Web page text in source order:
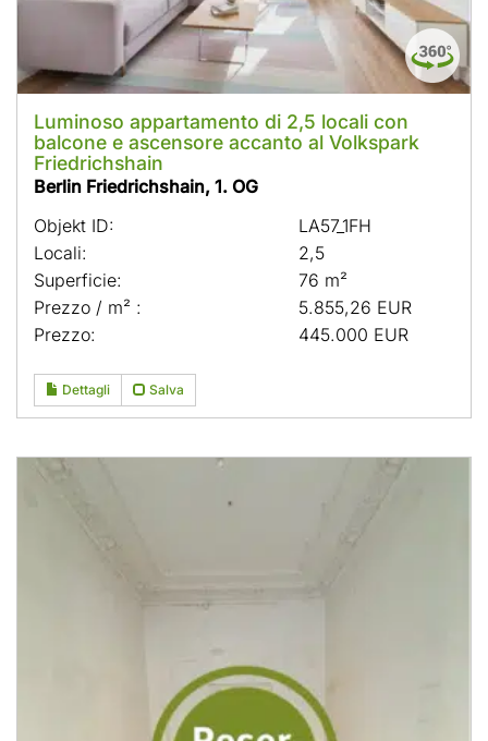
Luminoso appartamento di 2,5 locali con
balcone e ascensore accanto al Volkspark
Friedrichshain
Berlin Friedrichshain, 1. OG
Objekt ID:
LA57_1FH
Locali:
2,5
Superficie:
76 m²
Prezzo / m² :
5.855,26 EUR
Prezzo:
445.000 EUR
Dettagli Salva